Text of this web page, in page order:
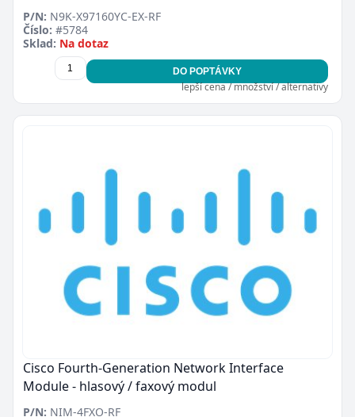
P/N: N9K-X97160YC-EX-RF
Číslo: #5784
Sklad: Na dotaz
DO POPTÁVKY
lepší cena / množství / alternativy
Cisco Fourth-Generation Network Interface
Module - hlasový / faxový modul
P/N: NIM-4FXO-RF